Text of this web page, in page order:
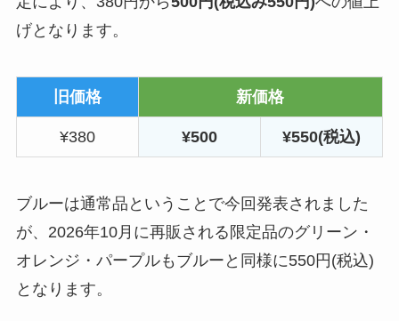
げとなります。
旧価格 新価格
¥380 ¥500 ¥550(税込)
ブルーは通常品ということで今回発表されました
が、2026年10月に再販される限定品のグリーン・
オレンジ・パープルもブルーと同様に550円(税込)
となります。